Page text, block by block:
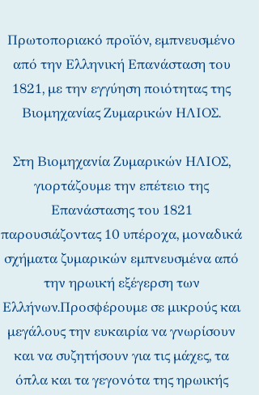
Πρωτοποριακό προϊόν, εμπνευσμένο
από την Ελληνική Επανάσταση του
1821, με την εγγύηση ποιότητας της
Βιομηχανίας Ζυμαρικών ΗΛΙΟΣ.
Στη Βιομηχανία Ζυμαρικών ΗΛΙΟΣ,
γιορτάζουμε την επέτειο της
Επανάστασης του 1821
παρουσιάζοντας 10 υπέροχα, μοναδικά
σχήματα ζυμαρικών εμπνευσμένα από
την ηρωική εξέγερση των
Ελλήνων.Προσφέρουμε σε μικρούς και
μεγάλους την ευκαιρία να γνωρίσουν
και να συζητήσουν για τις μάχες, τα
όπλα και τα γεγονότα της ηρωικής